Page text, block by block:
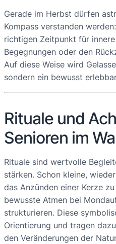
Gerade im Herbst dürfen
Kompass verstanden
richtigen Zeitpunkt für
Begegnungen oder den
Auf diese Weise wird
sondern ein bewusst
Rituale und
Senioren im
Rituale sind wertvolle
stärken. Schon kleine,
das Anzünden einer Kerze
bewusste Atmen bei
strukturieren. Diese
Orientierung und tragen
den Veränderungen der